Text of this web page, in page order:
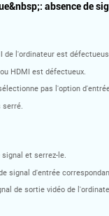
absence de
de l'ordinateur est
HDMI est défectueux.
pas l'option
serré.
signal et serrez-le.
signal d'entrée
de sortie vidéo de